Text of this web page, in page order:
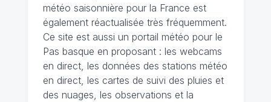
météo saisonnière pour la France est
également réactualisée très fréquemment.
Ce site est aussi un portail météo pour le
Pas basque en proposant : les webcams
en direct, les données des stations météo
en direct, les cartes de suivi des pluies et
des nuages, les observations et la